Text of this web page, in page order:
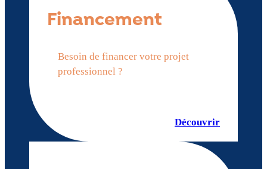
Financement
Besoin de financer votre projet
professionnel ?
Découvrir